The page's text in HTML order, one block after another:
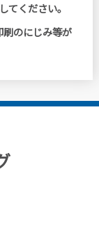
てください。
のにじみ等が